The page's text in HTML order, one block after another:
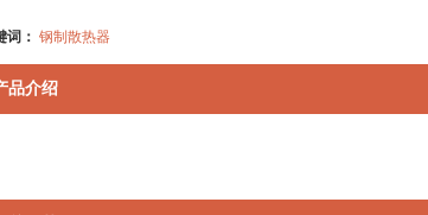
词： 钢制散热器
品介绍